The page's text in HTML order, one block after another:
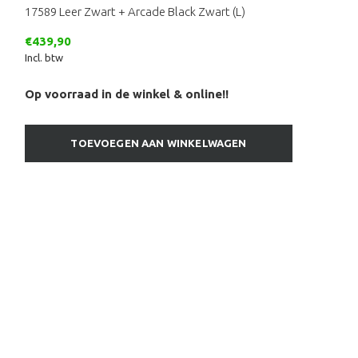
17589 Leer Zwart + Arcade Black Zwart (L)
€439,90
Incl. btw
Op voorraad in de winkel & online!!
TOEVOEGEN AAN WINKELWAGEN